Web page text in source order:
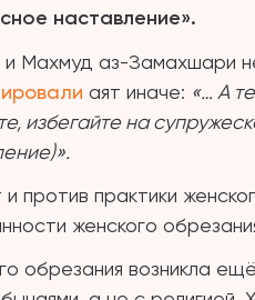
наставление».
Махмуд аз-Замахшари
аят иначе: «… А
избегайте на
против практики
женского
обрезания возникла